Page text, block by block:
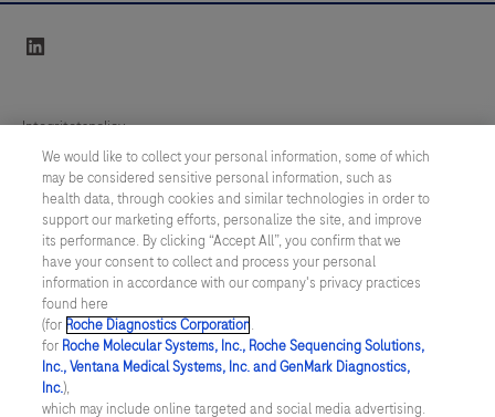
Integritetspolicy
Inställningar för cookies
Kontakt
SWEDEN/Svenska
© 2026 Roche Diagnostics Sverige (Roche Diagnostics Scandinavia AB)
Senast uppdaterad: 08.08.2026
We would like to collect your personal information, some of which
may be considered sensitive personal information, such as
health data, through cookies and similar technologies in order to
support our marketing efforts, personalize the site, and improve
its performance. By clicking “Accept All”, you confirm that we
have your consent to collect and process your personal
information in accordance with our company's privacy practices
found here
(for Roche Diagnostics Corporation.
for Roche Molecular Systems, Inc., Roche Sequencing Solutions,
Inc., Ventana Medical Systems, Inc. and GenMark Diagnostics,
Inc.),
which may include online targeted and social media advertising.